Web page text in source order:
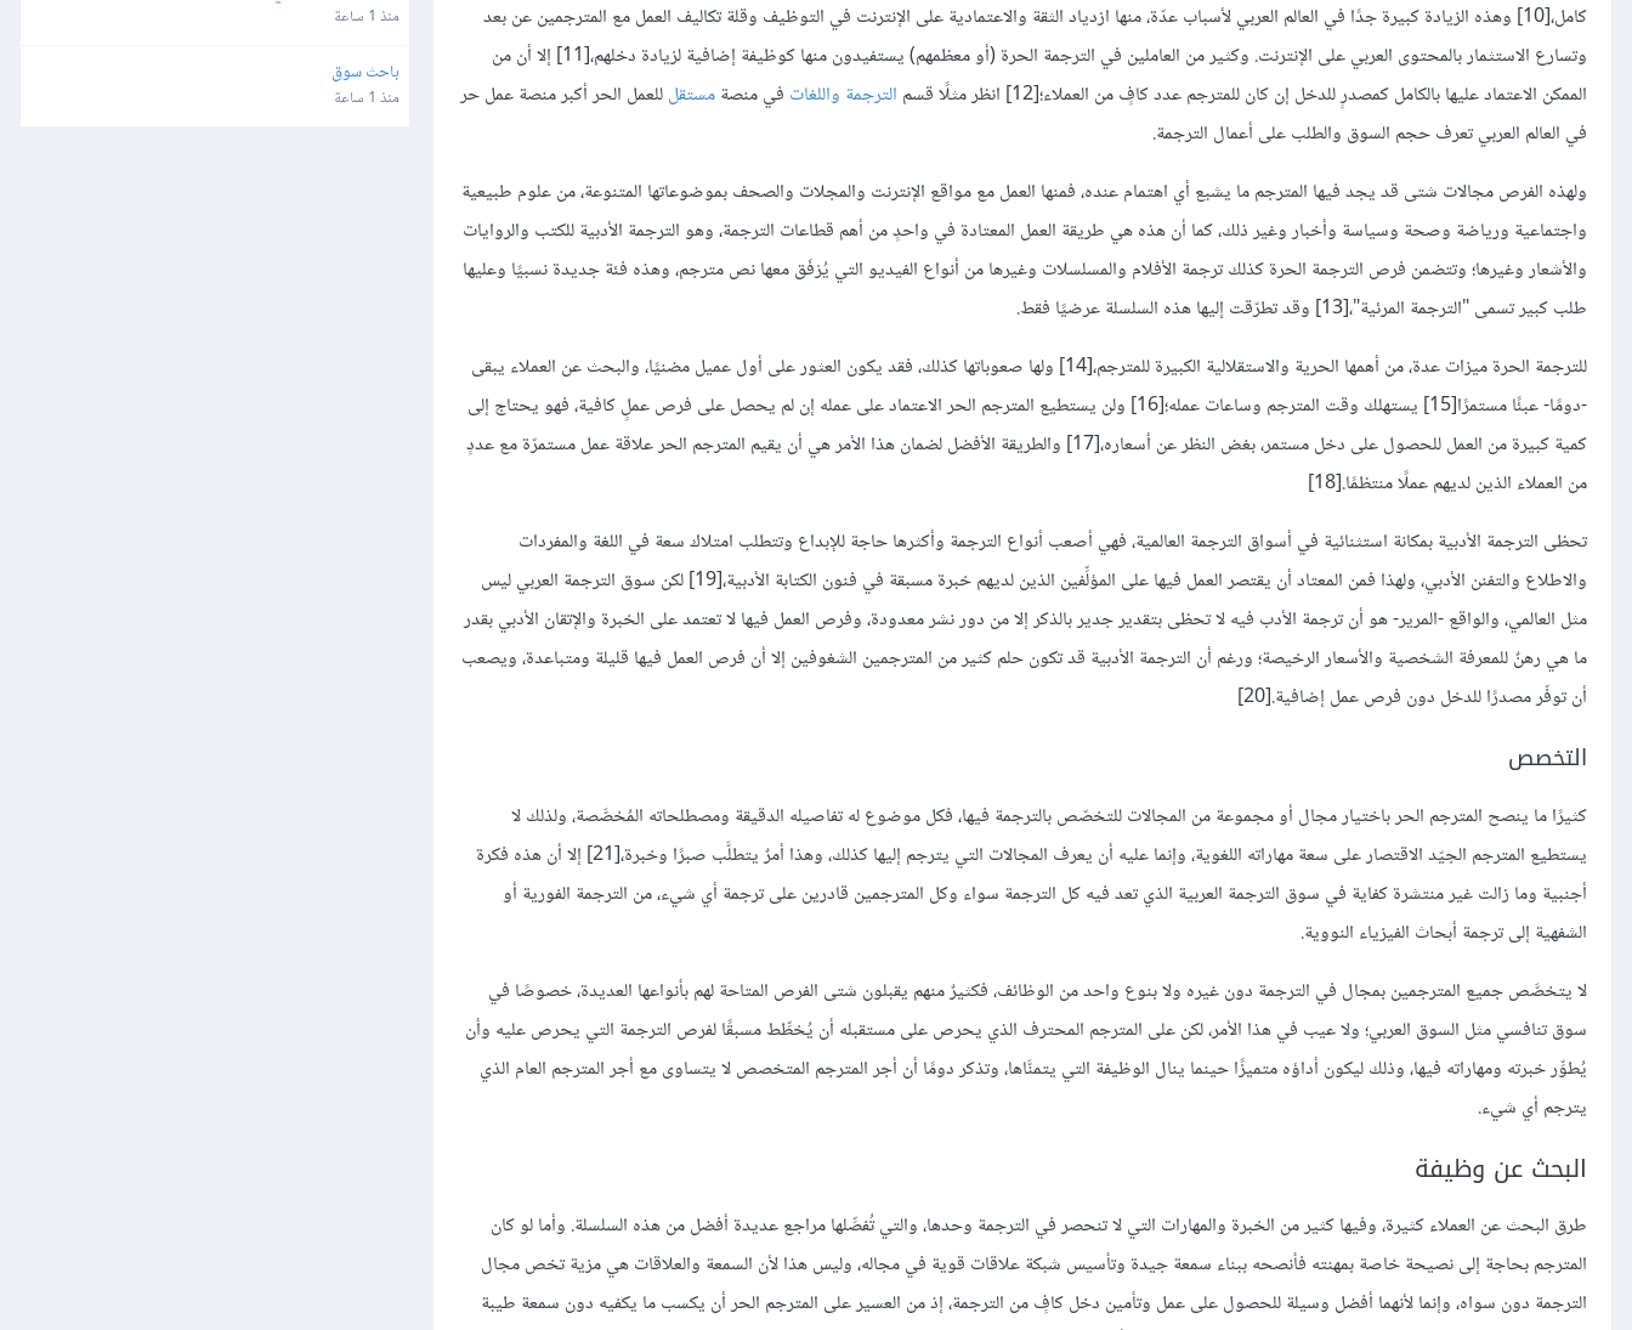
كامل،[10] وهذه الزيادة كبيرة جدًا في العالم العربي لأسباب عدّة، منها ازدياد الثقة والاعتمادية على الإنترنت في التوظيف وقلة تكاليف العمل مع المترجمين عن بعد
وتسارع الاستثمار بالمحتوى العربي على الإنترنت. وكثير من العاملين في الترجمة الحرة (أو معظمهم) يستفيدون منها كوظيفة إضافية لزيادة دخلهم،[11] إلا أن من
الممكن الاعتماد عليها بالكامل كمصدرٍ للدخل إن كان للمترجم عدد كافٍ من العملاء؛[12] انظر مثلًا قسم
الترجمة واللغات في منصةمستقلللعمل الحر أكبر منصة عمل حر
في العالم العربي تعرف حجم السوق والطلب على أعمال الترجمة.
ولهذه الفرص مجالات شتى قد يجد فيها المترجم ما يشبع أي اهتمام عنده، فمنها العمل مع مواقع الإنترنت والمجلات والصحف بموضوعاتها المتنوعة، من علوم طبيعية
واجتماعية ورياضة وصحة وسياسة وأخبار وغير ذلك، كما أن هذه هي طريقة العمل المعتادة في واحدٍ من أهم قطاعات الترجمة، وهو الترجمة الأدبية للكتب والروايات
والأشعار وغيرها؛ وتتضمن فرص الترجمة الحرة كذلك ترجمة الأفلام والمسلسلات وغيرها من أنواع الفيديو التي يُرْفَق معها نص مترجم، وهذه فئة جديدة نسبيًا وعليها
طلب كبير تسمى "الترجمة المرئية"،[13] وقد تطرّقت إليها هذه السلسلة عرضيًا فقط.
للترجمة الحرة ميزات عدة، من أهمها الحرية والاستقلالية الكبيرة للمترجم،[14] ولها صعوباتها كذلك، فقد يكون العثور على أول عميل مضنيًا، والبحث عن العملاء يبقى
-دومًا- عبئًا مستمرًا[15] يستهلك وقت المترجم وساعات عمله؛[16] ولن يستطيع المترجم الحر الاعتماد على عمله إن لم يحصل على فرص عملٍ كافية، فهو يحتاج إلى
كمية كبيرة من العمل للحصول على دخل مستمر، بغض النظر عن أسعاره،[17] والطريقة الأفضل لضمان هذا الأمر هي أن يقيم المترجم الحر علاقة عمل مستمرّة مع عددٍ
من العملاء الذين لديهم عملًا منتظمًا.[18]
تحظى الترجمة الأدبية بمكانة استثنائية في أسواق الترجمة العالمية، فهي أصعب أنواع الترجمة وأكثرها حاجة للإبداع وتتطلب امتلاك سعة في اللغة والمفردات
والاطلاع والتفنن الأدبي، ولهذا فمن المعتاد أن يقتصر العمل فيها على المؤلِّفين الذين لديهم خبرة مسبقة في فنون الكتابة الأدبية،[19] لكن سوق الترجمة العربي ليس
مثل العالمي، والواقع -المرير- هو أن ترجمة الأدب فيه لا تحظى بتقدير جدير بالذكر إلا من دور نشر معدودة، وفرص العمل فيها لا تعتمد على الخبرة والإتقان الأدبي بقدر
ما هي رهنٌ للمعرفة الشخصية والأسعار الرخيصة؛ ورغم أن الترجمة الأدبية قد تكون حلم كثير من المترجمين الشغوفين إلا أن فرص العمل فيها قليلة ومتباعدة، ويصعب
أن توفّر مصدرًا للدخل دون فرص عمل إضافية.[20]
التخصص
كثيرًا ما ينصح المترجم الحر باختيار مجال أو مجموعة من المجالات للتخصّص بالترجمة فيها، فكل موضوع له تفاصيله الدقيقة ومصطلحاته المُخصَّصة، ولذلك لا
يستطيع المترجم الجيّد الاقتصار على سعة مهاراته اللغوية، وإنما عليه أن يعرف المجالات التي يترجم إليها كذلك، وهذا أمرٌ يتطلَّب صبرًا وخبرة،[21] إلا أن هذه فكرة
أجنبية وما زالت غير منتشرة كفاية في سوق الترجمة العربية الذي تعد فيه كل الترجمة سواء وكل المترجمين قادرين على ترجمة أي شيء، من الترجمة الفورية أو
الشفهية إلى ترجمة أبحاث الفيزياء النووية.
لا يتخصَّص جميع المترجمين بمجال في الترجمة دون غيره ولا بنوع واحد من الوظائف، فكثيرٌ منهم يقبلون شتى الفرص المتاحة لهم بأنواعها العديدة، خصوصًا في
سوق تنافسي مثل السوق العربي؛ ولا عيب في هذا الأمر، لكن على المترجم المحترف الذي يحرص على مستقبله أن يُخطِّط مسبقًا لفرص الترجمة التي يحرص عليه وأن
يُطوِّر خبرته ومهاراته فيها، وذلك ليكون أداؤه متميزًا حينما ينال الوظيفة التي يتمنَّاها، وتذكر دومًا أن أجر المترجم المتخصص لا يتساوى مع أجر المترجم العام الذي
يترجم أي شيء.
البحث عن وظيفة
طرق البحث عن العملاء كثيرة، وفيها كثير من الخبرة والمهارات التي لا تنحصر في الترجمة وحدها، والتي تُفصِّلها مراجع عديدة أفضل من هذه السلسلة. وأما لو كان
المترجم بحاجة إلى نصيحة خاصة بمهنته فأنصحه ببناء سمعة جيدة وتأسيس شبكة علاقات قوية في مجاله، وليس هذا لأن السمعة والعلاقات هي مزية تخص مجال
الترجمة دون سواه، وإنما لأنهما أفضل وسيلة للحصول على عمل وتأمين دخل كافٍ من الترجمة، إذ من العسير على المترجم الحر أن يكسب ما يكفيه دون سمعة طيبة
تزويد الوقود)
منذ 1 ساعة
باحث سوق
منذ 1 ساعة